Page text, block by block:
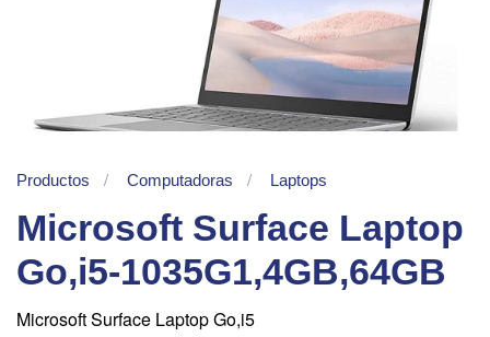
Productos Computadoras Laptops
Microsoft Surface Laptop
Go,i5-1035G1,4GB,64GB
Microsoft Surface Laptop Go,i5